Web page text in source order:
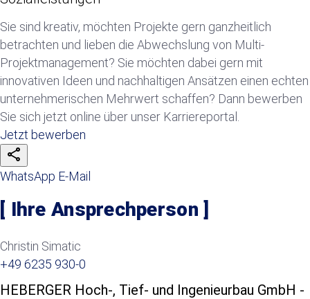
Sie sind kreativ, möchten Projekte gern ganzheitlich
betrachten und lieben die Abwechslung von Multi-
Projektmanagement? Sie möchten dabei gern mit
innovativen Ideen und nachhaltigen Ansätzen einen echten
unternehmerischen Mehrwert schaffen? Dann bewerben
Sie sich jetzt online über unser Karriereportal.
Jetzt bewerben
share
WhatsApp E-Mail
[ Ihre Ansprechperson]
Christin Simatic
+49 6235 930-0
HEBERGER Hoch-, Tief- und Ingenieurbau GmbH -